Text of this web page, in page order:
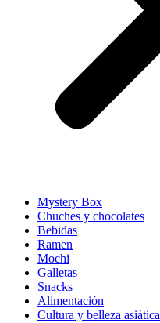
Mystery Box
Chuches y chocolates
Bebidas
Ramen
Mochi
Galletas
Snacks
Alimentación
Cultura y belleza asiática